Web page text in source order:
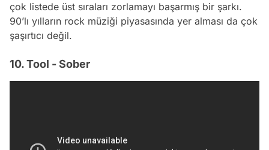
çok listede üst sıraları zorlamayı başarmış bir şarkı.
90’lı yılların rock müziği piyasasında yer alması da çok
şaşırtıcı değil.
10. Tool - Sober